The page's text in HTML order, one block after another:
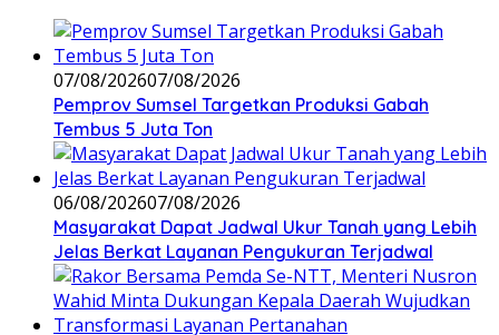
07/08/202607/08/2026
Pemprov Sumsel Targetkan Produksi Gabah
Tembus 5 Juta Ton
06/08/202607/08/2026
Masyarakat Dapat Jadwal Ukur Tanah yang Lebih
Jelas Berkat Layanan Pengukuran Terjadwal